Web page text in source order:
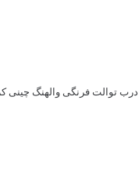
توالت فرنگی والهنگ چینی